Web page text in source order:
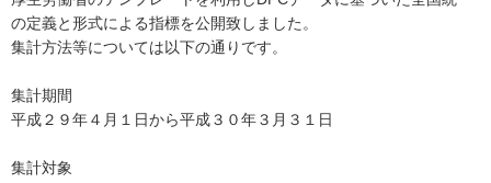
の定義と形式による指標を公開致しました。
集計方法等については以下の通りです。
集計期間
平成２９年４月１日から平成３０年３月３１日
集計対象